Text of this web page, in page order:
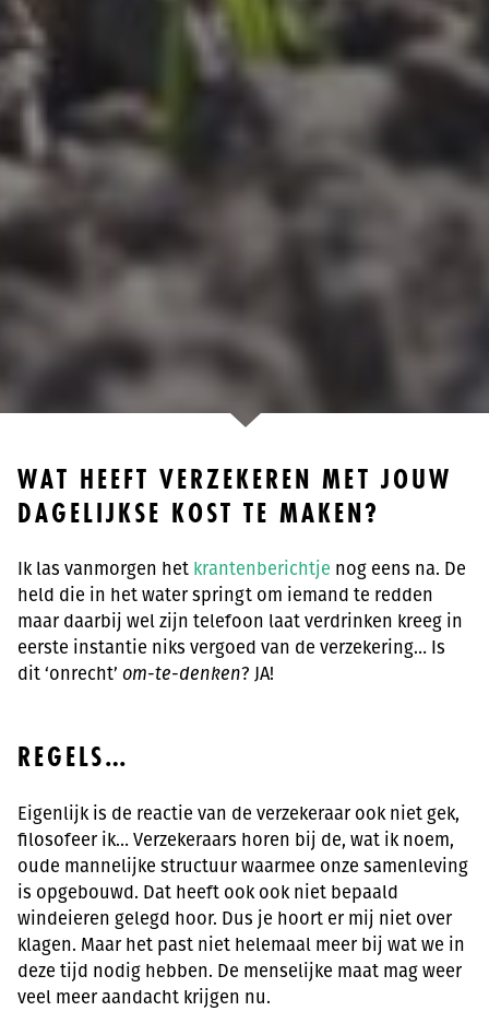
WAT HEEFT VERZEKEREN MET JOUW
DAGELIJKSE KOST TE MAKEN?
Ik las vanmorgen het krantenberichtje nog eens na. De
held die in het water springt om iemand te redden
maar daarbij wel zijn telefoon laat verdrinken kreeg in
eerste instantie niks vergoed van de verzekering… Is
dit ‘onrecht’om-te-denken? JA!
REGELS…
Eigenlijk is de reactie van de verzekeraar ook niet gek,
filosofeer ik… Verzekeraars horen bij de, wat ik noem,
oude mannelijke structuur waarmee onze samenleving
is opgebouwd. Dat heeft ook ook niet bepaald
windeieren gelegd hoor. Dus je hoort er mij niet over
klagen. Maar het past niet helemaal meer bij wat we in
deze tijd nodig hebben. De menselijke maat mag weer
veel meer aandacht krijgen nu.